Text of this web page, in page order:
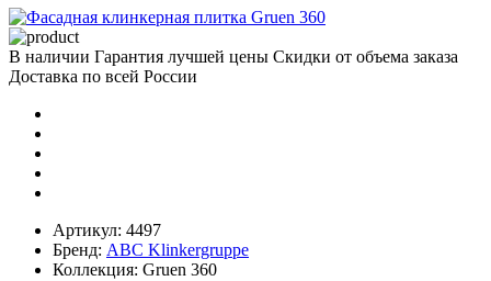
В наличии Гарантия лучшей цены Скидки от объема заказа
Доставка по всей России
Артикул: 4497
Бренд: ABC Klinkergruppe
Коллекция: Gruen 360